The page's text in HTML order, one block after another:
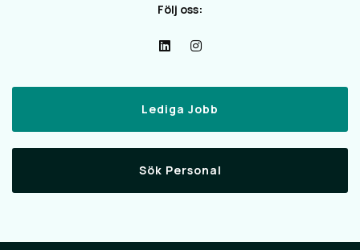
Följ oss:
Lediga Jobb
Sök Personal